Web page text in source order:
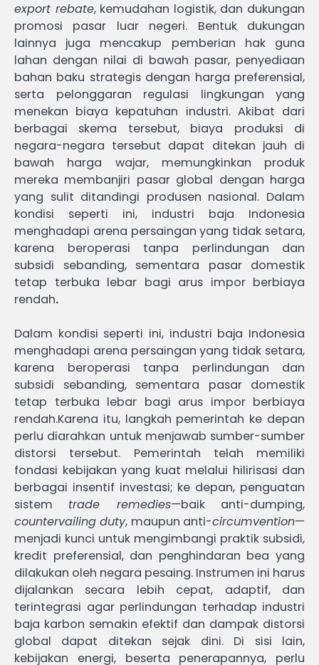
export rebate, kemudahan logistik, dan dukungan
promosi pasar luar negeri. Bentuk dukungan
lainnya juga mencakup pemberian hak guna
lahan dengan nilai di bawah pasar, penyediaan
bahan baku strategis dengan harga preferensial,
serta pelonggaran regulasi lingkungan yang
menekan biaya kepatuhan industri. Akibat dari
berbagai skema tersebut, biaya produksi di
negara-negara tersebut dapat ditekan jauh di
bawah harga wajar, memungkinkan produk
mereka membanjiri pasar global dengan harga
yang sulit ditandingi produsen nasional. Dalam
kondisi seperti ini, industri baja Indonesia
menghadapi arena persaingan yang tidak setara,
karena beroperasi tanpa perlindungan dan
subsidi sebanding, sementara pasar domestik
tetap terbuka lebar bagi arus impor berbiaya
rendah.
Dalam kondisi seperti ini, industri baja Indonesia
menghadapi arena persaingan yang tidak setara,
karena beroperasi tanpa perlindungan dan
subsidi sebanding, sementara pasar domestik
tetap terbuka lebar bagi arus impor berbiaya
rendah.Karena itu, langkah pemerintah ke depan
perlu diarahkan untuk menjawab sumber-sumber
distorsi tersebut. Pemerintah telah memiliki
fondasi kebijakan yang kuat melalui hilirisasi dan
berbagai insentif investasi; ke depan, penguatan
sistem trade remedies—baik anti-dumping,
countervailing duty, maupun anti-circumvention—
menjadi kunci untuk mengimbangi praktik subsidi,
kredit preferensial, dan penghindaran bea yang
dilakukan oleh negara pesaing. Instrumen ini harus
dijalankan secara lebih cepat, adaptif, dan
terintegrasi agar perlindungan terhadap industri
baja karbon semakin efektif dan dampak distorsi
global dapat ditekan sejak dini. Di sisi lain,
kebijakan energi, beserta penerapannya, perlu